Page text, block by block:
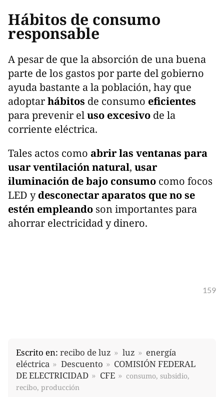
Hábitos de consumo
responsable
A pesar de que la absorción de una buena
parte de los gastos por parte del gobierno
ayuda bastante a la población, hay que
adoptarhábitos de consumo eficientes
para prevenir eluso excesivo de la
corriente eléctrica.
Tales actos como abrir las ventanas para
usar ventilación natural, usar
iluminación de bajo consumo como focos
LED ydesconectar aparatos que no se
estén empleando son importantes para
ahorrar electricidad y dinero.
159
Escrito en: recibo de luz luz
energía
eléctrica
Descuento
COMISIÓN FEDERAL
DE ELECTRICIDAD
CFE
consumo, subsidio,
recibo, producción